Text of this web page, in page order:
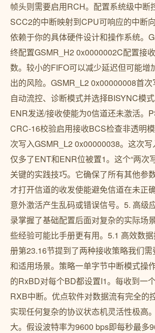
帧头则需要启用RCH。配置系统级中断
SCC2的中断映射到CPU可响应的中断
依赖于你的具体硬件设计和操作系统。
终配置GSMR_H2 0x0000002C配置接
数。较小的FIFO可以减少延迟但可能增
出的风险。GSMR_L2 0x00000008首
自动流控、诊断模式并选择BISYNC模
ENR发送/接收使能为0信道还未激活。
CRC-16校验启用接收BCS检查非透明
次写入GSMR_L2 0x00000038。这次
仅多了ENT和ENR位被置1。这个“两次
关键的实践技巧。它确保了所有其他参
才打开信道的收发使能避免信道在未正
意外激活产生乱码或错误信号。5. 高级
录掌握了基础配置后面对复杂的实际场
些经验可能比手册更有用。5.1 高效数
册第23.16节提到了两种接收策略我们
和适用场景。策略一单字节中断模式操
的RxBD对每个BD都设置I1。每收到一
RXB中断。优点软件对数据流有完全的
实现任何复杂的协议状态机灵活性极高
大。假设波特率为9600 bps即每秒最多